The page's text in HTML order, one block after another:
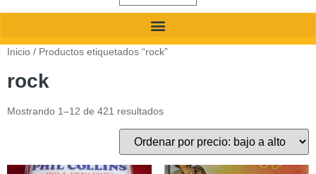
Inicio / Productos etiquetados “rock”
rock
Mostrando 1–12 de 421 resultados